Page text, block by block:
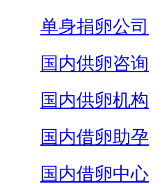
单身捐卵公司
国内供卵咨询
国内供卵机构
国内借卵助孕
国内借卵中心